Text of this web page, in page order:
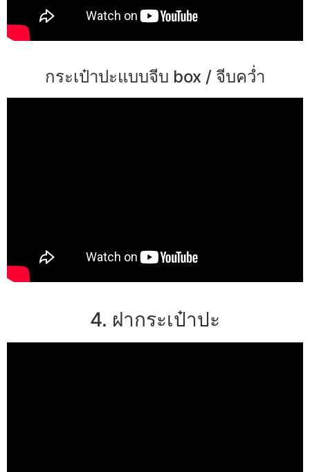
กระเป๋าปะแบบจีบ box / จีบคว่ำ
4. ฝากระเป๋าปะ